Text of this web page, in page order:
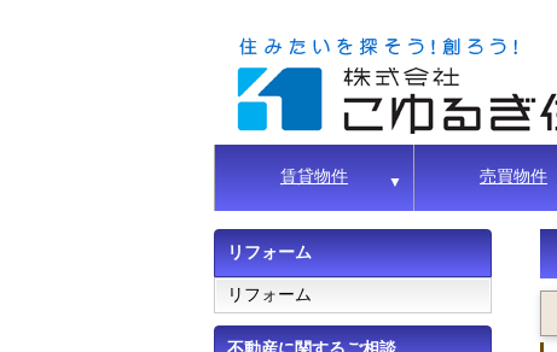
賃貸物件 ▼ 売買物件
リフォーム
リフォーム